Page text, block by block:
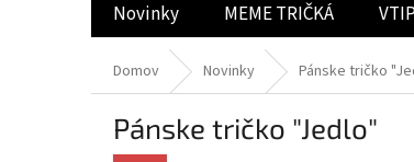
Novinky MEME TRIČKÁ
Domov Novinky Pánske tričko
Pánske tričko "Jedlo"